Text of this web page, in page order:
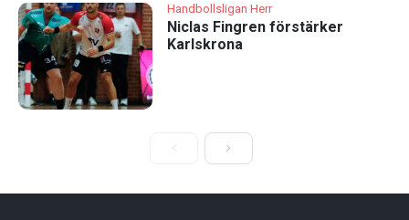
Handbollsligan Herr
Niclas Fingren förstärker
Karlskrona